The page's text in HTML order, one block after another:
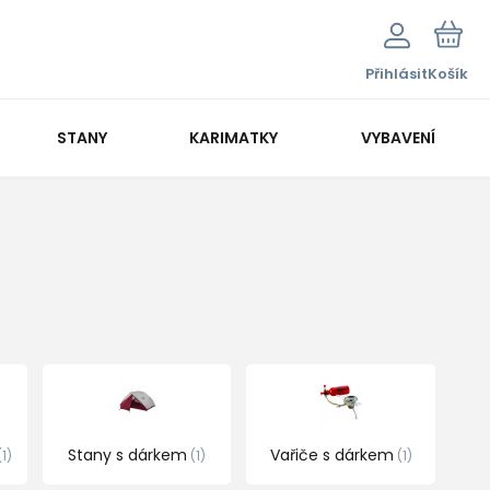
PřihlásitKošík
STANY KARIMATKY VYBAVENÍ
1 Stany s dárkem 1 Vařiče s dárkem 1